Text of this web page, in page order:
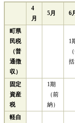
4
月
5月 6
町県
民税
（普
通徴
収）
1
括
固定
資産
税
​1期
（前
納）
軽自